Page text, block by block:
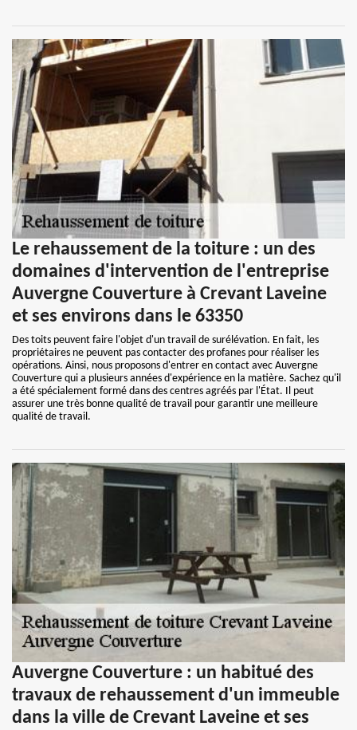
Le rehaussement de la toiture : un des
domaines d'intervention de l'entreprise
Auvergne Couverture à Crevant Laveine
et ses environs dans le 63350
Des toits peuvent faire l'objet d'un travail de surélévation. En fait, les
propriétaires ne peuvent pas contacter des profanes pour réaliser les
opérations. Ainsi, nous proposons d'entrer en contact avec Auvergne
Couverture qui a plusieurs années d'expérience en la matière. Sachez qu'il
a été spécialement formé dans des centres agréés par l'État. Il peut
assurer une très bonne qualité de travail pour garantir une meilleure
qualité de travail.
Auvergne Couverture : un habitué des
travaux de rehaussement d'un immeuble
dans la ville de Crevant Laveine et ses